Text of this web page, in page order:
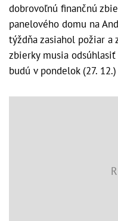
dobrovoľnú finančnú
panelového domu na
týždňa zasiahol požiar
zbierky musia
budú v pondelok (27.